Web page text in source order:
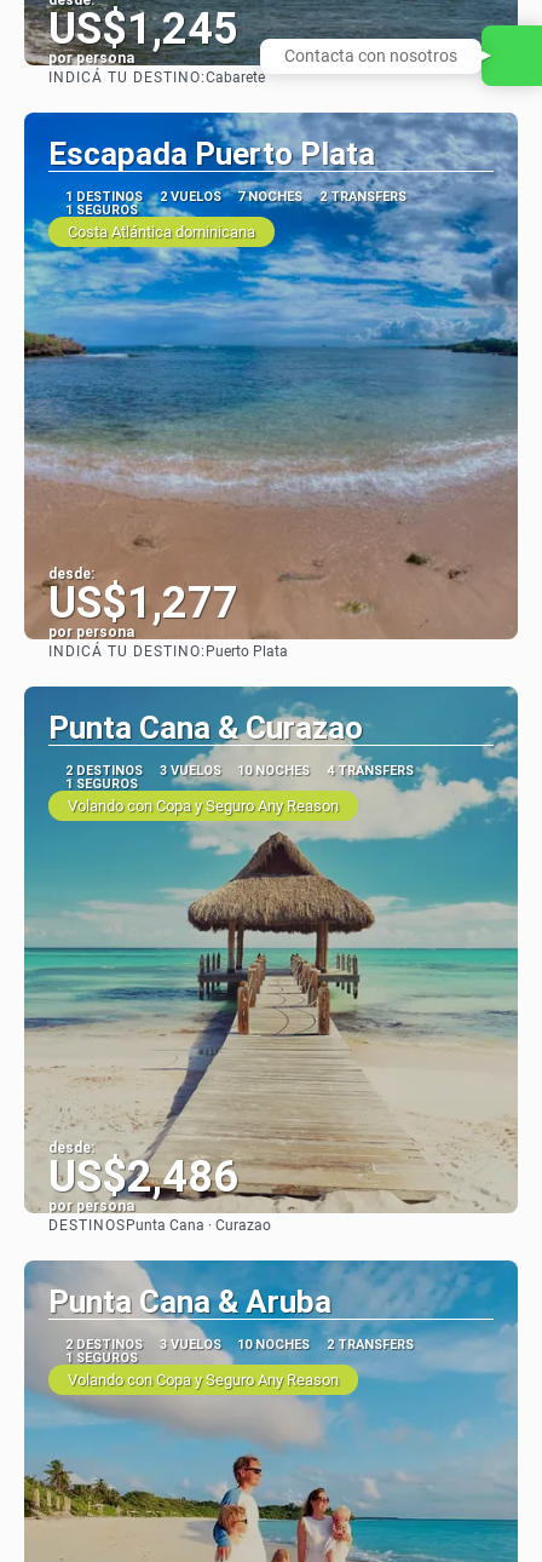
US$1,245
por persona
INDICÁ TU DESTINO:Cabarete
Escapada Puerto Plata
1 DESTINOS 2 VUELOS 7 NOCHES
2 TRANSFERS
1 SEGUROS
Costa Atlántica dominicana
desde:
US$1,277
por persona
INDICÁ TU DESTINO: Puerto Plata
Punta Cana & Curazao
2 DESTINOS 3 VUELOS 10 NOCHES
4 TRANSFERS
1 SEGUROS
Volando con Copa y Seguro Any Reason
desde:
US$2,486
por persona
DESTINOS Punta Cana · Curazao
Punta Cana & Aruba
2 DESTINOS 3 VUELOS 10 NOCHES
2 TRANSFERS
1 SEGUROS
Volando con Copa y Seguro Any Reason
Contacta con nosotros